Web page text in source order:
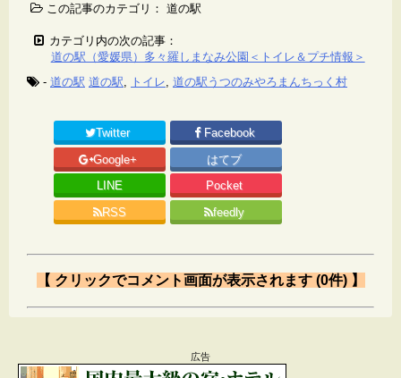
この記事のカテゴリ： 道の駅
カテゴリ内の次の記事：
道の駅（愛媛県）多々羅しまなみ公園＜トイレ＆プチ情報＞
- 道の駅 道の駅 トイレ 道の駅うつのみやろまんちっく村
Twitter
Facebook
Google+
はてブ
LINE
Pocket
RSS
feedly
【 クリックでコメント画面が表示されます (0件) 】
メールアドレスが公開されることはありません。
広告